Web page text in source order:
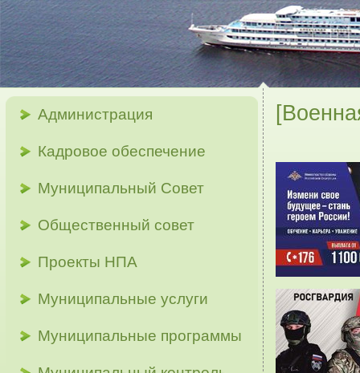
Администрация
Кадровое обеспечение
Муниципальный Совет
Общественный совет
Проекты НПА
Муниципальные услуги
Муниципальные программы